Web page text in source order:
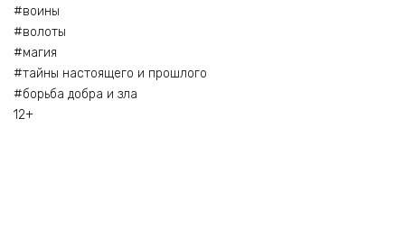
#воины
#волоты
#магия
#тайны настоящего и прошлого
#борьба добра и зла
12+